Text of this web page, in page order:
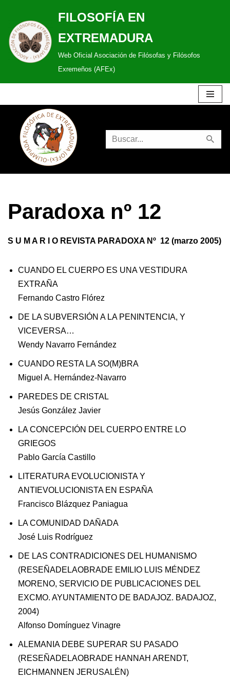
Saltar
al
contenido
FILOSOFÍA EN
EXTREMADURA
Web Oficial Asociación de Filósofas y Filósofos
Exremeños (AFEx)
Paradoxa nº 12
S U M A R I O REVISTA PARADOXA Nº 12 (marzo 2005)
CUANDO EL CUERPO ES UNA VESTIDURA
EXTRAÑA
Fernando Castro Flórez
DE LA SUBVERSIÓN A LA PENINTENCIA, Y
VICEVERSA…
Wendy Navarro Fernández
CUANDO RESTA LA SO(M)BRA
Miguel A. Hernández-Navarro
PAREDES DE CRISTAL
Jesús González Javier
LA CONCEPCIÓN DEL CUERPO ENTRE LO
GRIEGOS
Pablo García Castillo
LITERATURA EVOLUCIONISTA Y
ANTIEVOLUCIONISTA EN ESPAÑA
Francisco Blázquez Paniagua
LA COMUNIDAD DAÑADA
José Luis Rodríguez
DE LAS CONTRADICIONES DEL HUMANISMO
(RESEÑADELAOBRADE EMILIO LUIS MÉNDEZ
MORENO, SERVICIO DE PUBLICACIONES DEL
EXCMO. AYUNTAMIENTO DE BADAJOZ. BADAJOZ,
2004)
Alfonso Domínguez Vinagre
ALEMANIA DEBE SUPERAR SU PASADO
(RESEÑADELAOBRADE HANNAH ARENDT,
EICHMANNEN JERUSALÉN)